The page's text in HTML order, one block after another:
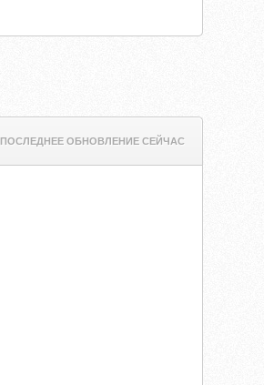
ПОСЛЕДНЕЕ ОБНОВЛЕНИЕ СЕЙЧАС